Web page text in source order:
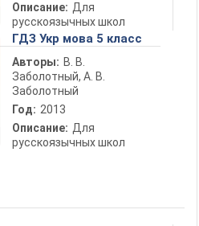
Описание: Для
русскоязычных школ
ГДЗ Укр мова 5 класс
Авторы: В. В.
Заболотный, А. В.
Заболотный
Год: 2013
Описание: Для
русскоязычных школ